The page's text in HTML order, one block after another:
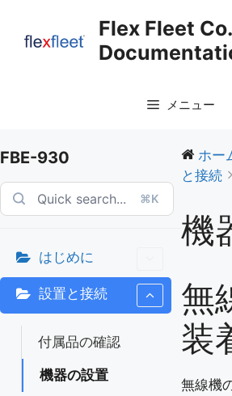
キ
プ
Flex Fleet
メニュー
FBE-930
⌘K
はじめに
設置と接続
付属品の確認
機器の設置
ホー
と接続
機
無
装
無線機